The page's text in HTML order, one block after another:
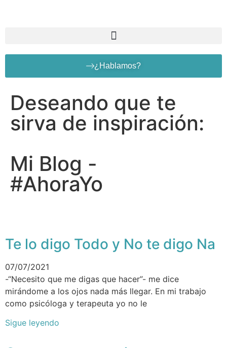
¿Hablamos?
Deseando que te
sirva de inspiración:
Mi Blog -
#AhoraYo
Te lo digo Todo y No te digo Na
07/07/2021
-“Necesito que me digas que hacer”- me dice
mirándome a los ojos nada más llegar. En mi trabajo
como psicóloga y terapeuta yo no le
Sigue leyendo